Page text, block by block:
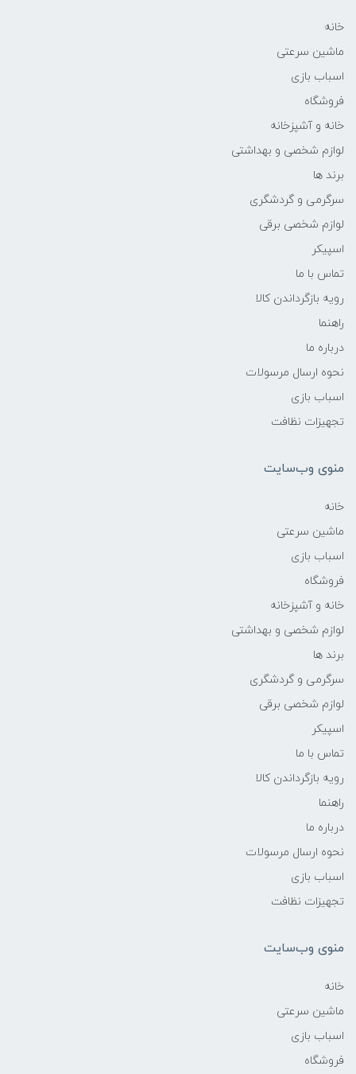
خانه
ماشین سرعتی
اسباب بازی
فروشگاه
خانه و آشپزخانه
لوازم شخصی و بهداشتی
برند ها
سرگرمی و گردشگری
لوازم شخصی برقی
اسپیکر
تماس با ما
رویه بازگرداندن کالا
راهنما
درباره ما
نحوه ارسال مرسولات
اسباب بازی
تجهیزات نظافت
منوی وب‌سایت
خانه
ماشین سرعتی
اسباب بازی
فروشگاه
خانه و آشپزخانه
لوازم شخصی و بهداشتی
برند ها
سرگرمی و گردشگری
لوازم شخصی برقی
اسپیکر
تماس با ما
رویه بازگرداندن کالا
راهنما
درباره ما
نحوه ارسال مرسولات
اسباب بازی
تجهیزات نظافت
منوی وب‌سایت
خانه
ماشین سرعتی
اسباب بازی
فروشگاه